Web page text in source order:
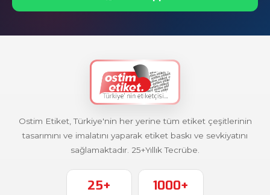
Ostim Etiket, Türkiye'nin her yerine tüm etiket çeşitlerinin
tasarımını ve imalatını yaparak etiket baskı ve sevkiyatını
sağlamaktadır. 25+Yıllık Tecrübe.
25+ 1000+